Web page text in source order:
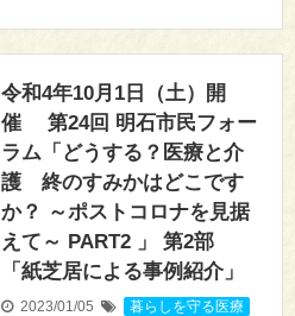
令和4年10月1日（土）開
催 第24回 明石市民フォー
ラム「どうする？医療と介
護 終のすみかはどこです
か？ ～ポストコロナを見据
えて～ PART2 」 第2部
「紙芝居による事例紹介」
2023/01/05 暮らしを守る医療